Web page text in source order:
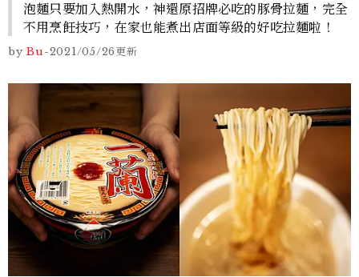
泡麵只要加入熱開水，神還原招牌必吃的豚骨拉麵，完全
不用烹飪技巧，在家也能煮出店面等級的好吃拉麵啦！
by Bu-2021/05/26更新